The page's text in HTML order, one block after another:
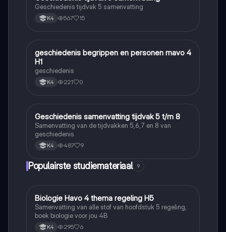
Geschiedenis tijdvak 5 samenvatting
K4 567 15
Geschiedenis
geschiedenis begrippen en personen mavo 4
H1
geschiedenis
K4 221 0
Geschiedenis
Geschiedenis samenvatting tijdvak 5 t/m 8
Samenvatting van de tijdvakken 5,6,7 en 8 van
geschiedenis
K4 487 9
Populairste studiemateriaal 9
Biologie
Biologie Havo 4 thema regeling H5
Samenvatting van alle stof van hoofdstuk 5 regeling,
boek biologie voor jou 4B
K4 295 6